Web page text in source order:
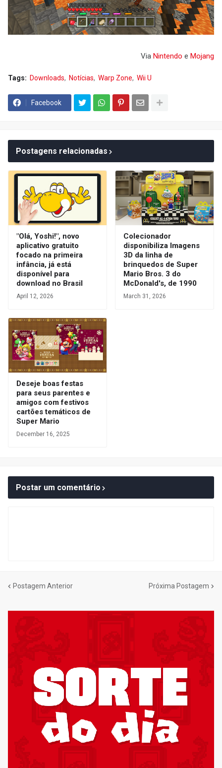
Via Nintendo e Mojang
Tags: Downloads Notícias Warp Zone Wii U
Facebook
Postagens relacionadas
"Olá, Yoshi!", novo
aplicativo gratuito
focado na primeira
infância, já está
disponível para
download no Brasil
April 12, 2026
Colecionador
disponibiliza Imagens
3D da linha de
brinquedos de Super
Mario Bros. 3 do
McDonald's, de 1990
March 31, 2026
Deseje boas festas
para seus parentes e
amigos com festivos
cartões temáticos de
Super Mario
December 16, 2025
Postar um comentário
Postagem Anterior Próxima Postagem